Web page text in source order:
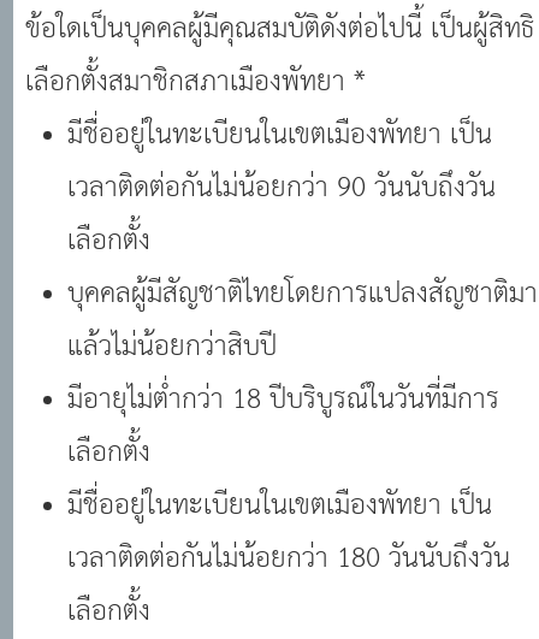
ข้อใดเป็นบุคคลผู้มีคุณสมบัติดังต่อไปนี้ เป็นผู้สิทธิ
เลือกตั้งสมาชิกสภาเมืองพัทยา *
มีชื่ออยู่ในทะเบียนในเขตเมืองพัทยา เป็น
เวลาติดต่อกันไม่น้อยกว่า 90 วันนับถึงวัน
เลือกตั้ง
บุคคลผู้มีสัญชาติไทยโดยการแปลงสัญชาติมา
แล้วไม่น้อยกว่าสิบปี
มีอายุไม่ต่ำกว่า 18 ปีบริบูรณ์ในวันที่มีการ
เลือกตั้ง
มีชื่ออยู่ในทะเบียนในเขตเมืองพัทยา เป็น
เวลาติดต่อกันไม่น้อยกว่า 180 วันนับถึงวัน
เลือกตั้ง